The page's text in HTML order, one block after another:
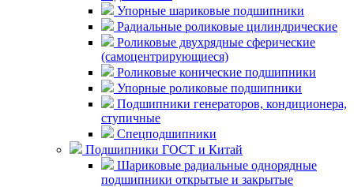
Упорные шариковые подшипники
Радиальные роликовые цилиндрические
Роликовые двухрядные сферические
(самоцентрирующиеся)
Роликовые конические подшипники
Упорные роликовые подшипники
Подшипники генераторов, кондиционера,
ступичные
Спецподшипники
Подшипники ГОСТ и Китай
Шариковые радиальные однорядные
подшипники открытые и закрытые